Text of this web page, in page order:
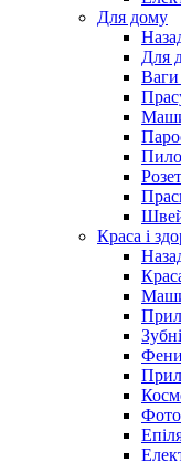
Для дому
Для
Ваги
Краса і
Фени